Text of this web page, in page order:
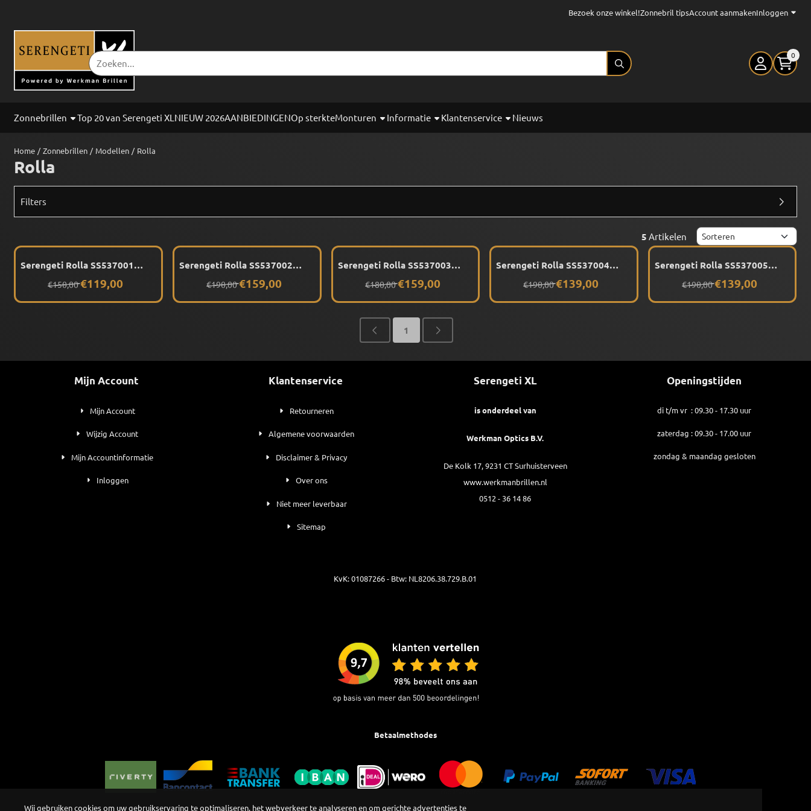
Bezoek onze winkel!Zonnebril tipsAccount aanmakenInloggen
Zoeken 0
Zonnebrillen Top 20 van Serengeti XL NIEUW 2026AANBIEDINGENOp sterkteMonturen Informatie Klantenservice Nieuws
Home / Zonnebrillen / Modellen / Rolla
Rolla
Filters
5 Artikelen Sorteermethode
Serengeti Rolla SS537001
Van 150,00 voor 119,00
€150,00€119,00
Serengeti Rolla SS537002
Tortoise) Gepolariseerd
Van 190,00 voor 159,00
€190,00€159,00
Serengeti Rolla SS537003
Gepolariseerd
Van 180,00 voor 159,00
€180,00€159,00
Serengeti Rolla SS537004
Gepolariseerd
Van 190,00 voor 139,00
€190,00€139,00
Serengeti Rolla SS537005
Van 190,00 voor 139,00
€190,00€139,00
1
Mijn Account
Mijn Account
Wijzig Account
Mijn Accountinformatie
Inloggen
Klantenservice
Retourneren
Algemene voorwaarden
Disclaimer & Privacy
Over ons
Niet meer leverbaar
Sitemap
Serengeti XL
is onderdeel van
Werkman Optics B.V.
De Kolk 17, 9231 CT Surhuisterveen
www.werkmanbrillen.nl
0512 - 36 14 86
Openingstijden
di t/m vr : 09.30 - 17.30 uur
zaterdag : 09.30 - 17.00 uur
zondag & maandag gesloten
KvK: 01087266 - Btw: NL8206.38.729.B.01
Betaalmethodes
Wij gebruiken cookies om uw gebruikservaring te optimaliseren, het webverkeer te analyseren en om gerichte advertenties te